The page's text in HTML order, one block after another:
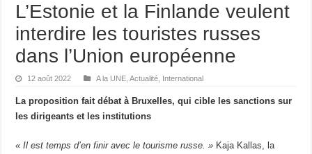
L’Estonie et la Finlande veulent
interdire les touristes russes
dans l’Union européenne
12 août 2022 A la UNE ,Actualité International
La proposition fait débat à Bruxelles, qui cible les sanctions sur
les dirigeants et les institutions
« Il est temps d’en finir avec le tourisme russe. » Kaja Kallas, la